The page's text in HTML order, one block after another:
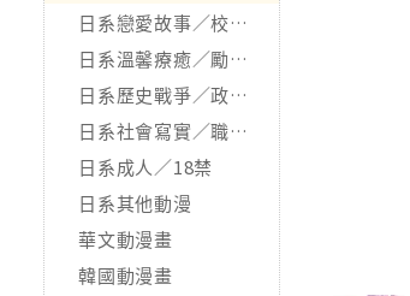
日系戀愛故事／校園青春
日系溫馨療癒／勵志搞笑
日系歷史戰爭／政治宗教
日系社會寫實／職場職人
日系成人／18禁
日系其他動漫
華文動漫畫
韓國動漫畫